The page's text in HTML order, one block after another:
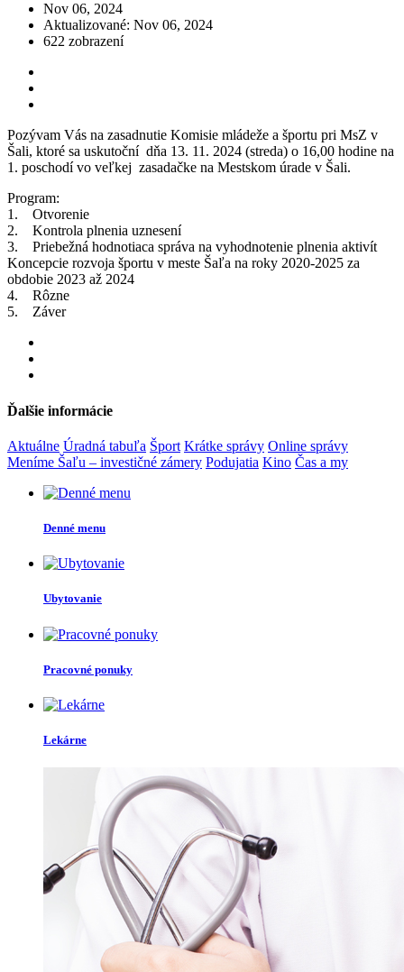
Nov 06, 2024
Aktualizované: Nov 06, 2024
622 zobrazení
Pozývam Vás na zasadnutie Komisie mládeže a športu pri MsZ v
Šali, ktoré sa uskutoční dňa 13. 11. 2024 (streda) o 16,00 hodine na
1. poschodí vo veľkej zasadačke na Mestskom úrade v Šali.
Program:
1. Otvorenie
2. Kontrola plnenia uznesení
3. Priebežná hodnotiaca správa na vyhodnotenie plnenia aktivít
Koncepcie rozvoja športu v meste Šaľa na roky 2020-2025 za
obdobie 2023 až 2024
4. Rôzne
5. Záver
Ďalšie informácie
Aktuálne Úradná tabuľa Šport Krátke správy Online správy
Meníme Šaľu – investičné zámery Podujatia Kino Čas a my
Denné menu
Ubytovanie
Pracovné ponuky
Lekárne